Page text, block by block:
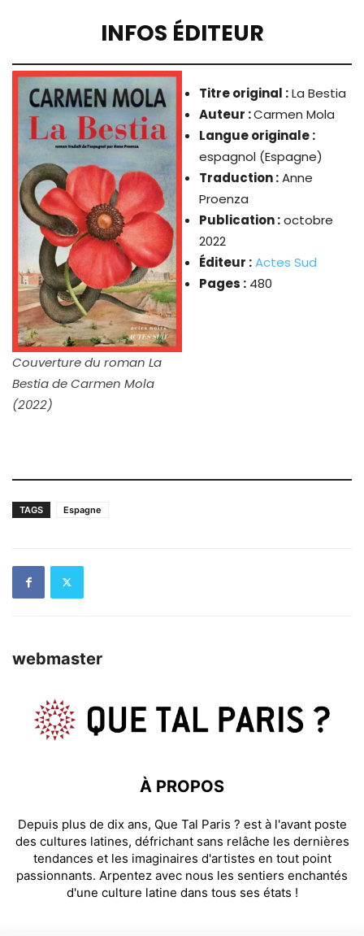
INFOS ÉDITEUR
Couverture du roman La
Bestia de Carmen Mola
(2022)
Titre original :La Bestia
Auteur :Carmen Mola
Langue originale :
espagnol (Espagne)
Traduction :Anne
Proenza
Publication :octobre
2022
Éditeur :Actes Sud
Pages : 480
TAGS Espagne
webmaster
À PROPOS
Depuis plus de dix ans, Que Tal Paris ? est à l'avant poste
des cultures latines, défrichant sans relâche les dernières
tendances et les imaginaires d'artistes en tout point
passionnants. Arpentez avec nous les sentiers enchantés
d'une culture latine dans tous ses états !